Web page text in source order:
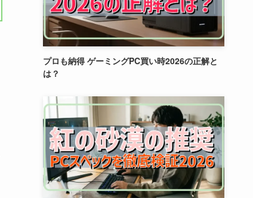
プロも納得 ゲーミングPC買い時2026の正解と
は？